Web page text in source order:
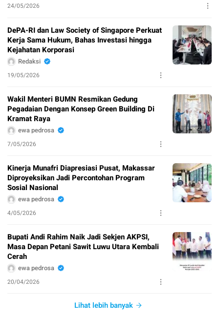
24/05/2026
DePA-RI dan Law Society of Singapore Perkuat
Kerja Sama Hukum, Bahas Investasi hingga
Kejahatan Korporasi
Redaksi
19/05/2026
Wakil Menteri BUMN Resmikan Gedung
Pegadaian Dengan Konsep Green Building Di
Kramat Raya
ewa pedrosa
7/05/2026
Kinerja Munafri Diapresiasi Pusat, Makassar
Diproyeksikan Jadi Percontohan Program
Sosial Nasional
ewa pedrosa
4/05/2026
Bupati Andi Rahim Naik Jadi Sekjen AKPSI,
Masa Depan Petani Sawit Luwu Utara Kembali
Cerah
ewa pedrosa
20/04/2026
Lihat lebih banyak